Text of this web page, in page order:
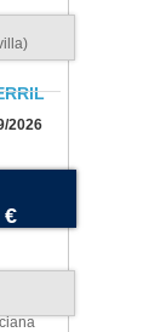
2026
€